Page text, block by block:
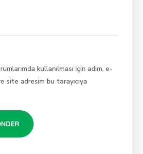
kullanılması için adım, e-
site adresim bu tarayıcıya